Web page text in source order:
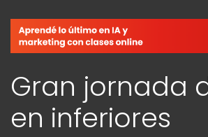
Gran jornada
en inferiores